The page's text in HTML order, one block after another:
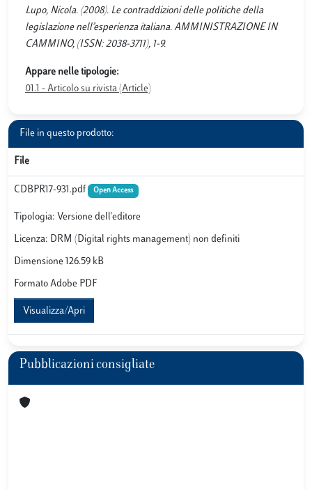
Lupo, Nicola. (2008). Le contraddizioni delle politiche della
legislazione nell’esperienza italiana. AMMINISTRAZIONE IN
CAMMINO, (ISSN: 2038-3711), 1-9.
Appare nelle tipologie:
01.1 - Articolo su rivista (Article)
File in questo prodotto:
File
CDBPR17-931.pdf Open Access
Tipologia: Versione dell'editore
Licenza: DRM (Digital rights management) non definiti
Dimensione 126.59 kB
Formato Adobe PDF
Visualizza/Apri
Pubblicazioni consigliate